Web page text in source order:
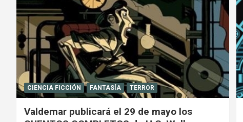
CIENCIA FICCIÓN FANTASÍA TERROR
Valdemar publicará el 29 de mayo los